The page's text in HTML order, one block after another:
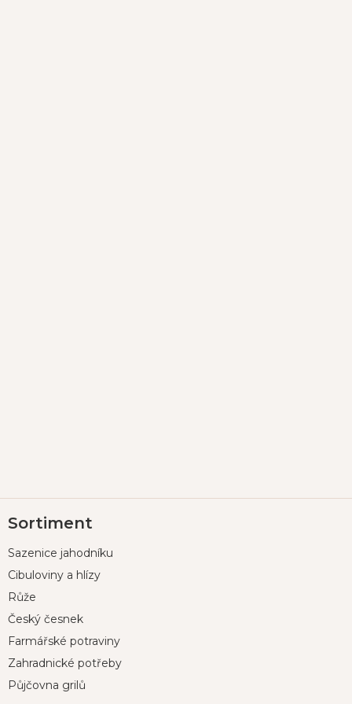
á
a
Sortiment
Sazenice jahodníku
Cibuloviny a hlízy
Růže
Český česnek
Farmářské potraviny
Zahradnické potřeby
Půjčovna grilů